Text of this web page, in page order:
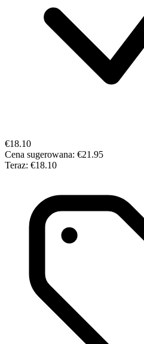
€18.10
Cena sugerowana: €21.95
Teraz: €18.10